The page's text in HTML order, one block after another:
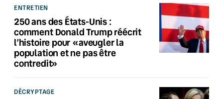
ENTRETIEN
250 ans des États-Unis :
comment Donald Trump réécrit
l’histoire pour «aveugler la
population et ne pas être
contredit»
DÉCRYPTAGE